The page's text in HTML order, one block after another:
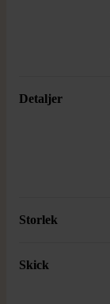
Detaljer
Storlek
Skick